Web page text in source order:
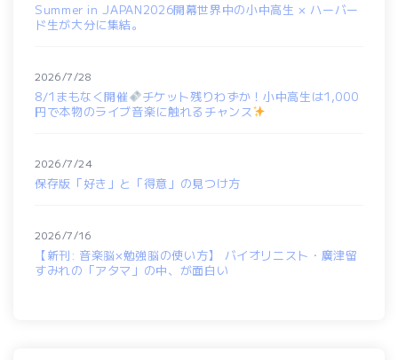
Summer in JAPAN2026開幕世界中の小中高生 × ハーバー
ド生が大分に集結。
8/1まもなく開催
チケット残りわずか！小中高生は1,000
円で本物のライブ音楽に触れるチャンス
2026/7/28
保存版「好き」と「得意」の見つけ方
2026/7/24
【新刊: 音楽脳×勉強脳の使い方】 バイオリニスト・廣津留
すみれの「アタマ」の中、が面白い
2026/7/16